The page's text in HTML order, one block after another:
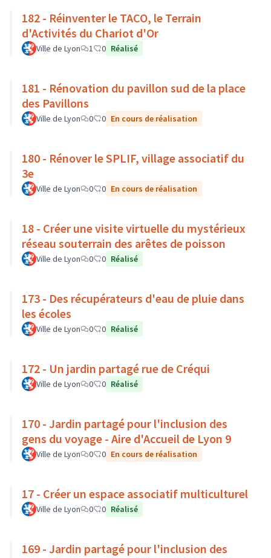
182 - Réinventer le TACO, le Terrain
d'Activités du Chariot d'Or
Ville de Lyon 1 0 Réalisé
181 - Rénovation du pavillon sud de la place
des Pavillons
Ville de Lyon 0 0 En cours de réalisation
180 - Rénover le SPLIF, village associatif du
3e
Ville de Lyon 0 0 En cours de réalisation
18 - Créer une visite virtuelle du mystérieux
réseau souterrain des arêtes de poisson
Ville de Lyon 0 0 Réalisé
173 - Des récupérateurs d'eau de pluie dans
les écoles
Ville de Lyon 0 0 Réalisé
172 - Un jardin partagé rue de Créqui
Ville de Lyon 0 0 Réalisé
170 - Jardin partagé pour l'inclusion des
gens du voyage - Aire d'Accueil de Lyon 9
Ville de Lyon 0 0 En cours de réalisation
17 - Créer un espace associatif multiculturel
Ville de Lyon 0 0 Réalisé
169 - Jardin partagé pour l'inclusion des